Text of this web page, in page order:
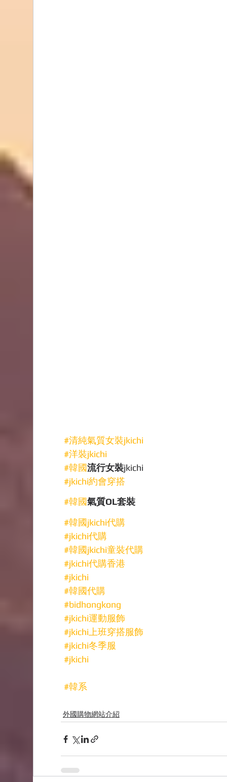
#清純氣質女裝jkichi
#洋裝jkichi
#韓國流行女裝jkichi
#jkichi約會穿搭
#韓國氣質OL套裝
#韓國jkichi代購
#jkichi代購
#韓國jkichi童裝代購
#jkichi代購香港
#jkichi
#韓國代購
#bidhongkong
#jkichi運動服飾
#jkichi上班穿搭服飾
#jkichi冬季服
#jkichi
#韓系
外國購物網站介紹